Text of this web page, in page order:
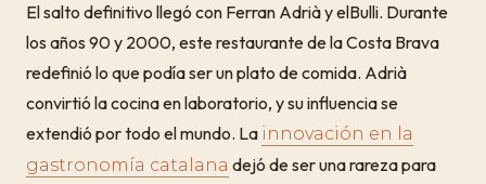
El salto definitivo llegó con Ferran Adrià y elBulli. Durante
los años 90 y 2000, este restaurante de la Costa Brava
redefinió lo que podía ser un plato de comida. Adrià
convirtió la cocina en laboratorio, y su influencia se
extendió por todo el mundo. La innovación en la
gastronomía catalana dejó de ser una rareza para